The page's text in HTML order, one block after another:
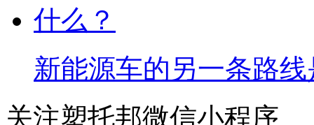
新能源车的另一条路
关注塑托邦微信小程序